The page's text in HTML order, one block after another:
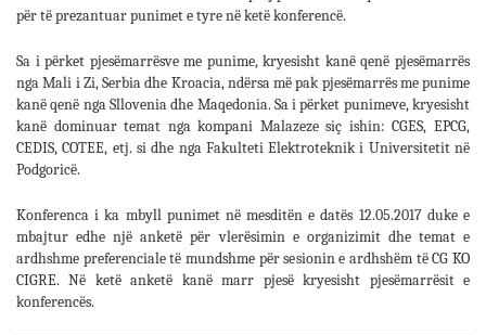
për të prezantuar punimet e tyre në ketë konferencë.
Sa i përket pjesëmarrësve me punime, kryesisht kanë qenë pjesëmarrës
nga Mali i Zi, Serbia dhe Kroacia, ndërsa më pak pjesëmarrës me punime
kanë qenë nga Sllovenia dhe Maqedonia. Sa i përket punimeve, kryesisht
kanë dominuar temat nga kompani Malazeze siç ishin: CGES, EPCG,
CEDIS, COTEE, etj. si dhe nga Fakulteti Elektroteknik i Universitetit në
Podgoricë.
Konferenca i ka mbyll punimet në mesditën e datës 12.05.2017 duke e
mbajtur edhe një anketë për vlerësimin e organizimit dhe temat e
ardhshme preferenciale të mundshme për sesionin e ardhshëm të CG KO
CIGRE. Në ketë anketë kanë marr pjesë kryesisht pjesëmarrësit e
konferencës.